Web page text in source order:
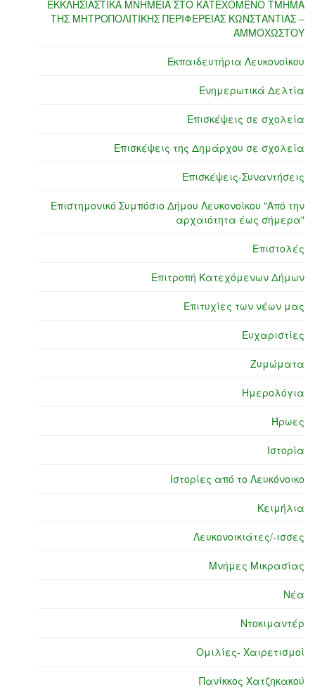
ΕΚΚΛΗΣΙΑΣΤΙΚΑ ΜΝΗΜΕΙΑ ΣΤΟ ΚΑΤΕΧΟΜΕΝΟ ΤΜΗΜΑ
ΤΗΣ ΜΗΤΡΟΠΟΛΙΤΙΚΗΣ ΠΕΡΙΦΕΡΕΙΑΣ ΚΩΝΣΤΑΝΤΙΑΣ –
ΑΜΜΟΧΩΣΤΟΥ
Εκπαιδευτήρια Λευκονοίκου
Ενημερωτικά Δελτία
Επισκέψεις σε σχολεία
Επισκέψεις της Δημάρχου σε σχολεία
Επισκέψεις-Συναντήσεις
Επιστημονικό Συμπόσιο Δήμου Λευκονοίκου "Από την
αρχαιότητα έως σήμερα"
Επιστολές
Επιτροπή Κατεχόμενων Δήμων
Επιτυχίες των νέων μας
Ευχαριστίες
Ζυμώματα
Ημερολόγια
Ήρωες
Ιστορία
Ιστορίες από το Λευκόνοικο
Κειμήλια
Λευκονοικιάτες/-ισσες
Μνήμες Μικρασίας
Νέα
Ντοκιμαντέρ
Ομιλίες- Χαιρετισμοί
Πανίκκος Χατζηκακού